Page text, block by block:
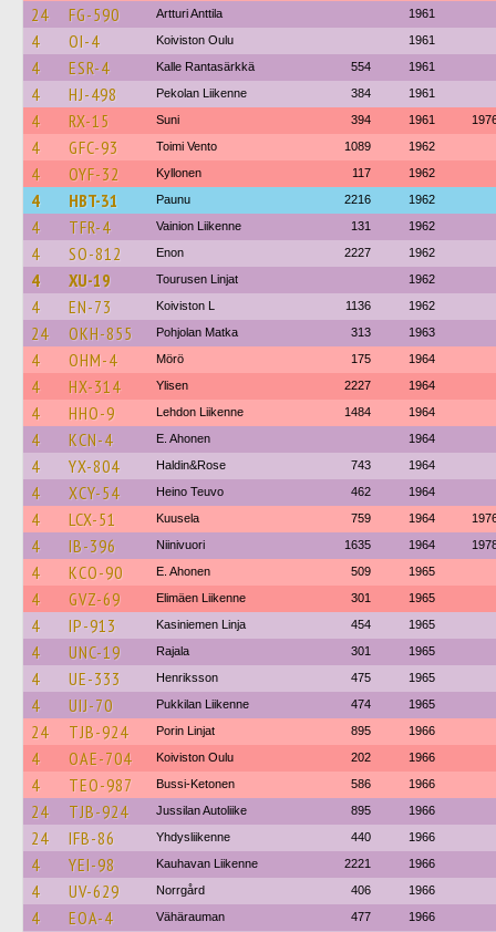
24 FG-590 Artturi Anttila 1961
4 OI-4 Koiviston Oulu 1961
4 ESR-4 Kalle Rantasärkkä 554 1961
4 HJ-498 Pekolan Liikenne 384 1961
4 RX-15 Suni 394 1961
4 GFC-93 Toimi Vento 1089 1962
4 OYF-32 Kyllonen 117 1962
4 HBT-31 Paunu 2216 1962
4 TFR-4 Vainion Liikenne 131 1962
4 SO-812 Enon 2227 1962
4 XU-19 Tourusen Linjat 1962
4 EN-73 Koiviston L 1136 1962
24 OKH-855 Pohjolan Matka 313 1963
4 OHM-4 Mörö 175 1964
4 HX-314 Ylisen 2227 1964
4 HHO-9 Lehdon Liikenne 1484 1964
4 KCN-4 E. Ahonen 1964
4 YX-804 Haldin&Rose 743 1964
4 XCY-54 Heino Teuvo 462 1964
4 LCX-51 Kuusela 759 1964
4 IB-396 Niinivuori 1635 1964
4 KCO-90 E. Ahonen 509 1965
4 GVZ-69 Elimäen Liikenne 301 1965
4 IP-913 Kasiniemen Linja 454 1965
4 UNC-19 Rajala 301 1965
4 UE-333 Henriksson 475 1965
4 UIJ-70 Pukkilan Liikenne 474 1965
24 TJB-924 Porin Linjat 895 1966
4 OAE-704 Koiviston Oulu 202 1966
4 TEO-987 Bussi-Ketonen 586 1966
24 TJB-924 Jussilan Autoliike 895 1966
24 IFB-86 Yhdysliikenne 440 1966
4 YEI-98 Kauhavan Liikenne 2221 1966
4 UV-629 Norrgård 406 1966
4 EOA-4 Vähärauman 477 1966